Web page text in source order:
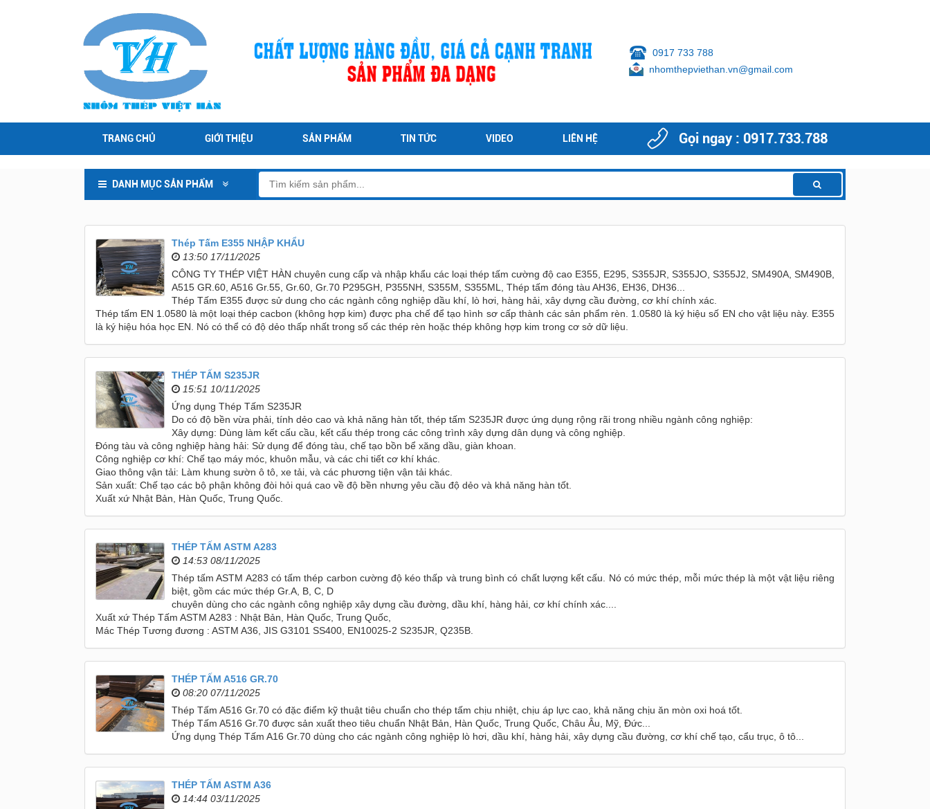
0917 733 788
nhomthepviethan.vn@gmail.com
TRANG CHỦ GIỚI THIỆU SẢN PHẨM TIN TỨC VIDEO LIÊN HỆ Gọi ngay : 0917.733.788
DANH MỤC SẢN PHẨM
Thép Tấm E355 NHẬP KHẨU
13:50 17/11/2025
CÔNG TY THÉP VIỆT HÀN chuyên cung cấp và nhập khẩu các loại thép tấm cường độ cao E355, E295, S355JR, S355JO, S355J2, SM490A, SM490B,
A515 GR.60, A516 Gr.55, Gr.60, Gr.70 P295GH, P355NH, S355M, S355ML, Thép tấm đóng tàu AH36, EH36, DH36...
Thép Tấm E355 được sử dung cho các ngành công nghiệp dầu khí, lò hơi, hàng hải, xây dựng cầu đường, cơ khí chính xác.
Thép tấm EN 1.0580 là một loại thép cacbon (không hợp kim) được pha chế để tạo hình sơ cấp thành các sản phẩm rèn. 1.0580 là ký hiệu số EN cho vật liệu này. E355
là ký hiệu hóa học EN. Nó có thể có độ dẻo thấp nhất trong số các thép rèn hoặc thép không hợp kim trong cơ sở dữ liệu.
THÉP TẤM S235JR
15:51 10/11/2025
Ứng dụng Thép Tấm S235JR
Do có độ bền vừa phải, tính dẻo cao và khả năng hàn tốt, thép tấm S235JR được ứng dụng rộng rãi trong nhiều ngành công nghiệp:
Xây dựng: Dùng làm kết cấu cầu, kết cấu thép trong các công trình xây dựng dân dụng và công nghiệp.
Đóng tàu và công nghiệp hàng hải: Sử dụng để đóng tàu, chế tạo bồn bể xăng dầu, giàn khoan.
Công nghiệp cơ khí: Chế tạo máy móc, khuôn mẫu, và các chi tiết cơ khí khác.
Giao thông vận tải: Làm khung sườn ô tô, xe tải, và các phương tiện vận tải khác.
Sản xuất: Chế tạo các bộ phận không đòi hỏi quá cao về độ bền nhưng yêu cầu độ dẻo và khả năng hàn tốt.
Xuất xứ Nhật Bản, Hàn Quốc, Trung Quốc.
THÉP TẤM ASTM A283
14:53 08/11/2025
Thép tấm ASTM A283 có tấm thép carbon cường độ kéo thấp và trung bình có chất lượng kết cấu. Nó có mức thép, mỗi mức thép là một vật liệu riêng
biệt, gồm các mức thép Gr.A, B, C, D
chuyên dùng cho các ngành công nghiệp xây dựng cầu đường, dầu khí, hàng hải, cơ khí chính xác....
Xuất xứ Thép Tấm ASTM A283 : Nhật Bản, Hàn Quốc, Trung Quốc,
Mác Thép Tương đương : ASTM A36, JIS G3101 SS400, EN10025-2 S235JR, Q235B.
THÉP TẤM A516 GR.70
08:20 07/11/2025
Thép Tấm A516 Gr.70 có đặc điểm kỹ thuật tiêu chuẩn cho thép tấm chịu nhiệt, chịu áp lực cao, khả năng chịu ăn mòn oxi hoá tốt.
Thép Tấm A516 Gr.70 được sản xuất theo tiêu chuẩn Nhật Bản, Hàn Quốc, Trung Quốc, Châu Âu, Mỹ, Đức...
Ứng dụng Thép Tấm A16 Gr.70 dùng cho các ngành công nghiệp lò hơi, dầu khí, hàng hải, xây dựng cầu đường, cơ khí chế tạo, cẩu trục, ô tô...
THÉP TẤM ASTM A36
14:44 03/11/2025